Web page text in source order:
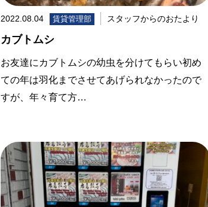
2022.08.04 賃貸管理部 スタッフからのおたより
カブトムシ
お友達にカブトムシの幼虫を分けてもらい初め
ての年は羽化までさせてあげられなかったので
すが、年々育て方…